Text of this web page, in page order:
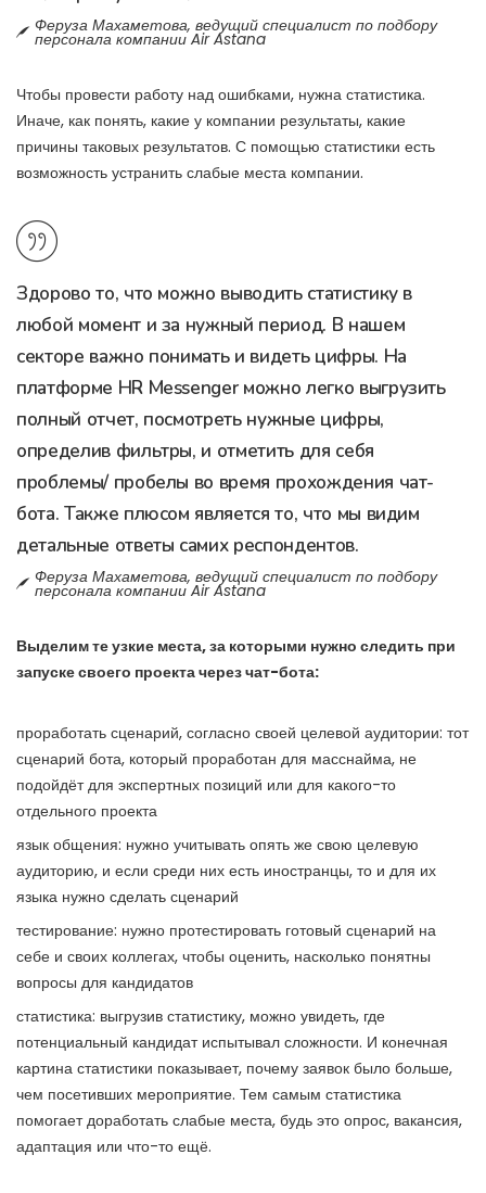
Феруза Махаметова, ведущий специалист по подбору
персонала компании Air Astana
Чтобы провести работу над ошибками, нужна статистика.
Иначе, как понять, какие у компании результаты, какие
причины таковых результатов. С помощью статистики есть
возможность устранить слабые места компании.
Здорово то, что можно выводить статистику в
любой момент и за нужный период. В нашем
секторе важно понимать и видеть цифры. На
платформе HR Messenger можно легко выгрузить
полный отчет, посмотреть нужные цифры,
определив фильтры, и отметить для себя
проблемы/ пробелы во время прохождения чат-
бота. Также плюсом является то, что мы видим
детальные ответы самих респондентов.
Феруза Махаметова, ведущий специалист по подбору
персонала компании Air Astana
Выделим те узкие места, за которыми нужно следить при
запуске своего проекта через чат-бота:
проработать сценарий, согласно своей целевой аудитории: тот
сценарий бота, который проработан для масснайма, не
подойдёт для экспертных позиций или для какого-то
отдельного проекта
язык общения: нужно учитывать опять же свою целевую
аудиторию, и если среди них есть иностранцы, то и для их
языка нужно сделать сценарий
тестирование: нужно протестировать готовый сценарий на
себе и своих коллегах, чтобы оценить, насколько понятны
вопросы для кандидатов
статистика: выгрузив статистику, можно увидеть, где
потенциальный кандидат испытывал сложности. И конечная
картина статистики показывает, почему заявок было больше,
чем посетивших мероприятие. Тем самым статистика
помогает доработать слабые места, будь это опрос, вакансия,
адаптация или что-то ещё.